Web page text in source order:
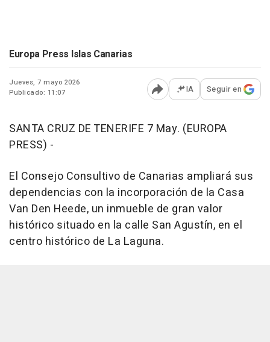
Europa Press Islas Canarias
Jueves, 7 mayo 2026
Publicado: 11:07
Abrir opciones para
IA Seguir en
SANTA CRUZ DE TENERIFE 7 May. (EUROPA
PRESS) -
El Consejo Consultivo de Canarias ampliará sus
dependencias con la incorporación de la Casa
Van Den Heede, un inmueble de gran valor
histórico situado en la calle San Agustín, en el
centro histórico de La Laguna.